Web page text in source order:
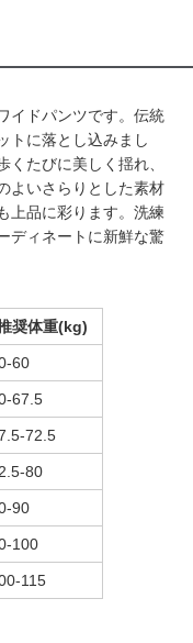
イドパンツです。伝統
トに落とし込みまし
たびに美しく揺れ、
よいさらりとした素材
上品に彩ります。洗練
ディネートに新鮮な驚
奨体重(kg)
60
67.5
72.5
80
90
100
115